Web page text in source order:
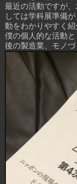
最近の活動ですが
しては学科展準備
動をわかりやすく紹
僕の個人的な活動
後の製造業、モノづ